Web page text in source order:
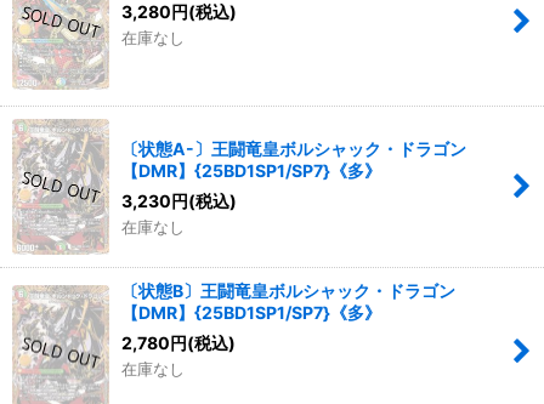
3,280円(税込)
在庫なし
〔状態A-〕王闘竜皇ボルシャック・ドラゴン
【DMR】{25BD1SP1/SP7}《多》
3,230円(税込)
在庫なし
〔状態B〕王闘竜皇ボルシャック・ドラゴン
【DMR】{25BD1SP1/SP7}《多》
2,780円(税込)
在庫なし